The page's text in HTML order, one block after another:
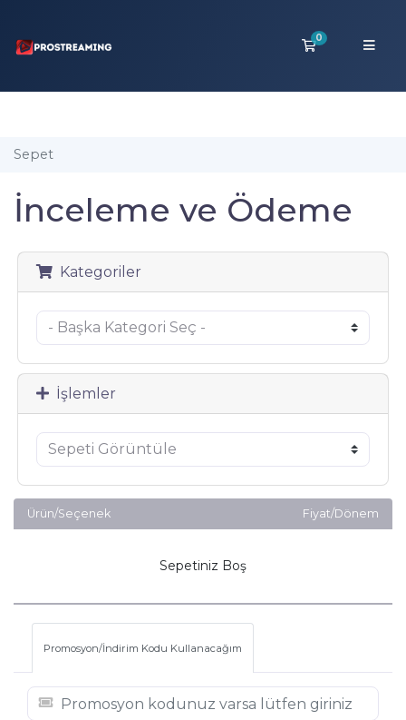
0
Sepet
Sepet
İnceleme ve Ödeme
Kategoriler
İşlemler
Ürün/Seçenek Fiyat/Dönem
Sepetiniz Boş
Promosyon/İndirim Kodu Kullanacağım